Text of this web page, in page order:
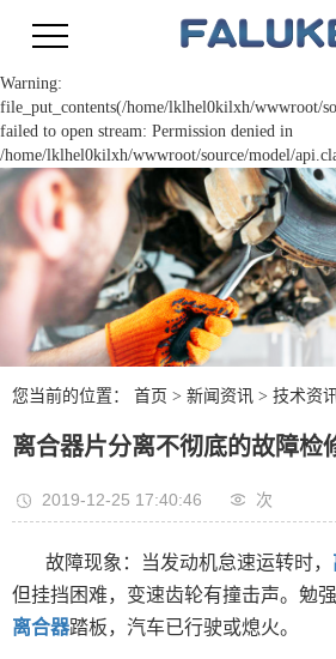
Warning:
file_put_contents(/home/lklhel0kilxh/wwwroot/
failed to open stream: Permission denied in
/home/lklhel0kilxh/wwwroot/source/model/
您当前的位置： 首页 > 新闻资讯> 技术资
离合器片分离不彻底的故障检
2019-12-25 17:40:46 次
故障现象：当发动机怠速运转时，
但挂挡困难，变速齿轮有撞击声。勉
离合器踏板，汽车已行驶或熄火。